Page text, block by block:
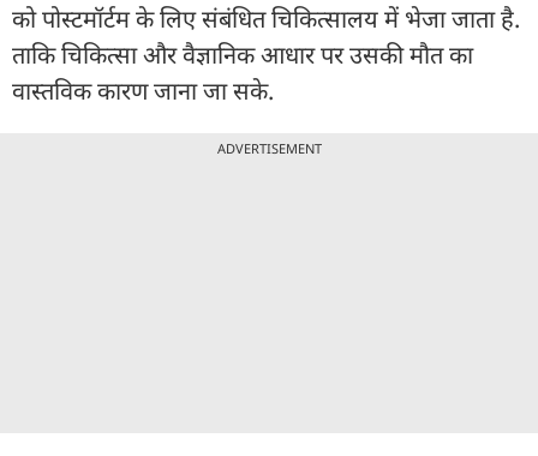
को पोस्टमॉर्टम के लिए संबंधित चिकित्सालय में भेजा जाता है.
ताकि चिकित्सा और वैज्ञानिक आधार पर उसकी मौत का
वास्तविक कारण जाना जा सके.
ADVERTISEMENT